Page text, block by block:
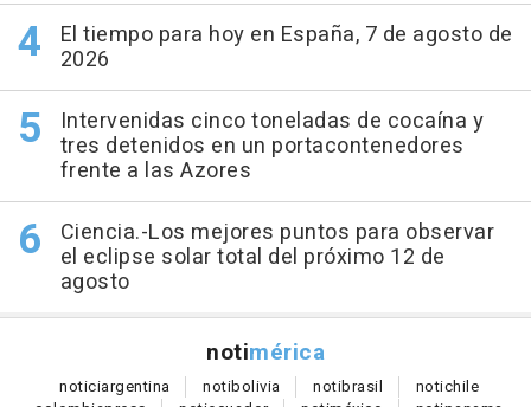
El tiempo para hoy en España, 7 de agosto de
2026
Intervenidas cinco toneladas de cocaína y
tres detenidos en un portacontenedores
frente a las Azores
Ciencia.-Los mejores puntos para observar
el eclipse solar total del próximo 12 de
agosto
notimérica
noticiargentina notibolivia notibrasil notichile